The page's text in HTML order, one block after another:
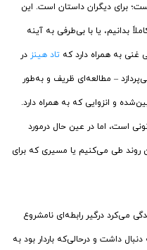
برای دیگران داستان است. این
بدانیم، یا با بی‌طرفی به آینه
به همراه دارد که تاد هینز در
– مطالعه‌ای ظریف و به‌طور
و انزوایی که به همراه دارد.
است، اما در عین حال درمورد
روند طی می‌کنیم یا مسیری که برای
می‌کرد درگیر رابطه‌ای نامشروع
داشت و درحالی‌که باردار بود به